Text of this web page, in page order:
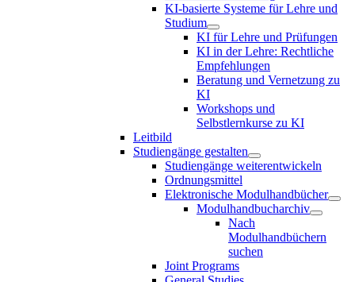
KI-basierte Systeme für Lehre und
Studium
KI für Lehre und Prüfungen
KI in der Lehre: Rechtliche
Empfehlungen
Beratung und Vernetzung zu
KI
Workshops und
Selbstlernkurse zu KI
Leitbild
Studiengänge gestalten
Studiengänge weiterentwickeln
Ordnungsmittel
Elektronische Modulhandbücher
Modulhandbucharchiv
Nach
Modulhandbüchern
suchen
Joint Programs